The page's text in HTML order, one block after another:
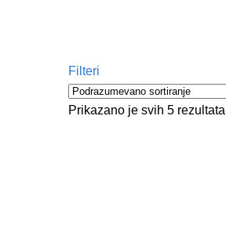
Filteri
Prikazano je svih 5 rezultata